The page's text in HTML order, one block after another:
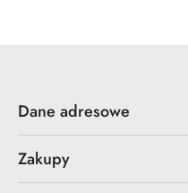
Dane adresowe
Zakupy